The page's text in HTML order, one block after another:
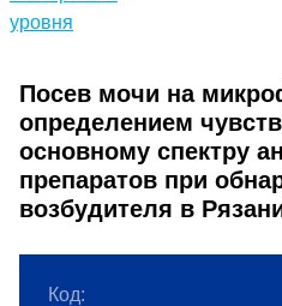
Посев мочи на
определением
основному спектру
препаратов при
возбудителя в
Код: